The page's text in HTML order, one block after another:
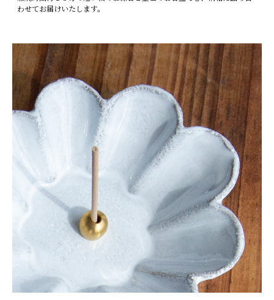
わせてお届けいたします。